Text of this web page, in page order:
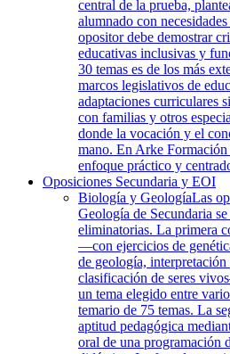
central de la prueba,
alumnado con
opositor debe demostrar
educativas inclusivas y
30 temas es de los más
marcos legislativos de
adaptaciones curriculares
con familias y otros
donde la vocación y el
mano. En Arke Formación
enfoque práctico y
Oposiciones Secundaria y EOI
Biología y GeologíaLas
Geología de Secundaria
eliminatorias. La primera
—con ejercicios de
de geología,
clasificación de seres
un tema elegido entre
temario de 75 temas. La
aptitud pedagógica
oral de una programación